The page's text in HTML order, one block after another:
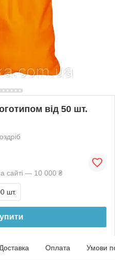
від 50 шт.
сайті — 10 000 ₴
шт.
Доставка Оплата Умови